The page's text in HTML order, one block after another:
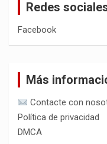
Redes
Facebook
Más
Contacte con
Política de privacidad
DMCA